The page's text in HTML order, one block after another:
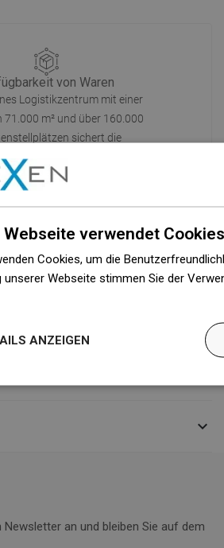
von Waren
Logistikzentrum mit einer
71.000 m² und über 160.000
sichert die
von mehr als 3.000.000
Produkten!



an und bleiben Sie auf dem
Webseite verwendet
Cookies, um die
unserer Webseite stimmen Sie der
ANZEIGEN